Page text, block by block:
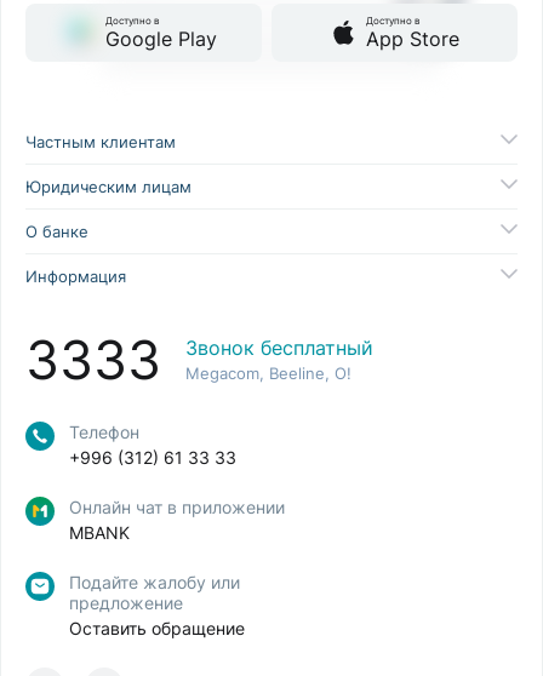
Доступно в
Google Play
Доступно в
App Store
Частным клиентам
Юридическим лицам
О банке
Информация
3333 Звонок бесплатный
Megacom, Beeline, O!
Телефон
+996 (312) 61 33 33
Онлайн чат в приложении
MBANK
Подайте жалобу или
предложение
Оставить обращение